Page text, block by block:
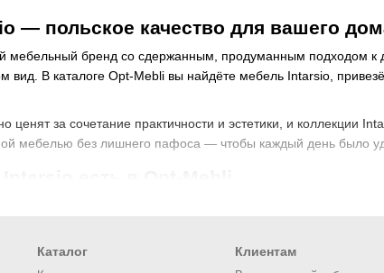
— польское качество для вашего
мебельный бренд со сдержанным, продуманным подходом к
вид. В каталоге Opt-Mebli вы найдёте мебель Intarsio,
ценят за сочетание практичности и эстетики, и коллекции
мебелью без лишнего пафоса — чтобы каждый день было
столы разных размеров — от компактных до больших
Каталог Клиентам